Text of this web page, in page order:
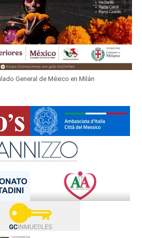
General de México en Milán